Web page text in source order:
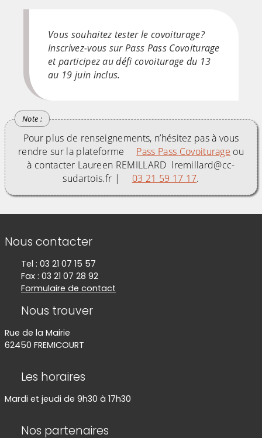
Vous souhaitez tester le covoiturage?
Inscrivez-vous sur Pass Pass Covoiturage
et participez au défi covoiturage du 13
au 19 juin inclus.
Pour plus de renseignements, n’hésitez pas à vous
rendre sur la plateforme
Pass Pass Covoiturage ou
à contacter Laureen REMILLARD lremillard@cc-
sudartois.fr |
03 21 59 17 17.
Informations de contact
Nous contacter
Tel : 03 21 07 15 57
Fax : 03 21 07 28 92
Formulaire de contact
Nous trouver
Rue de la Mairie
62450 FREMICOURT
Les horaires
Mardi et jeudi de 9h30 à 17h30
Nos partenaires